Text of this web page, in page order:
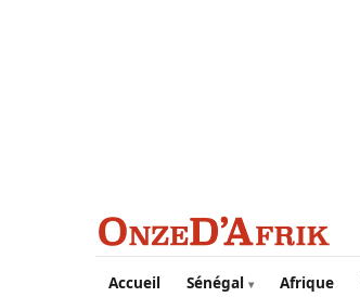
Aller au contenu principal
Accueil Sénégal Afrique